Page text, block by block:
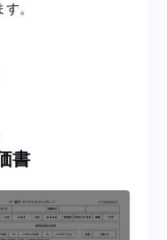
。
書